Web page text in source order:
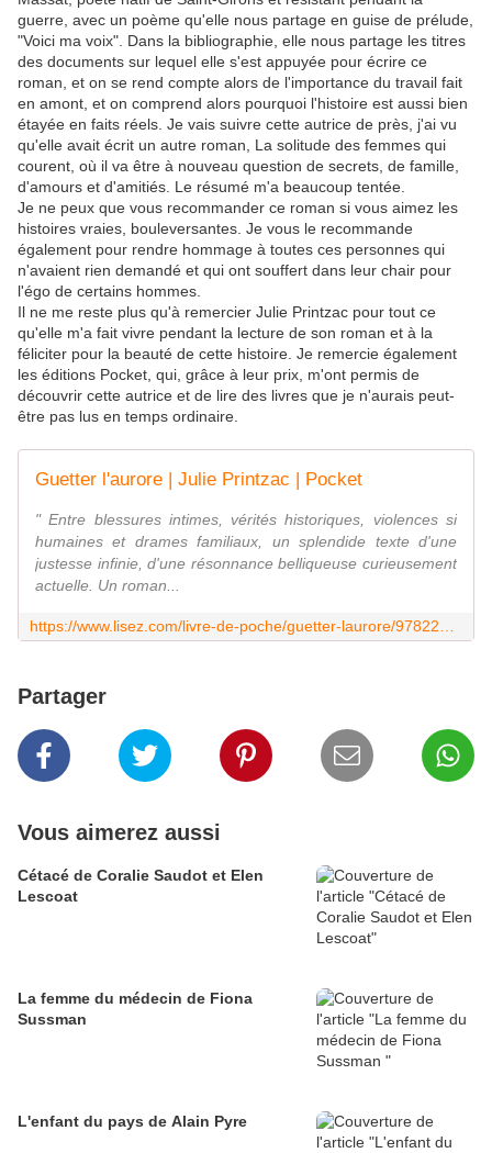
guerre, avec un poème qu'elle nous partage en guise de prélude,
"Voici ma voix". Dans la bibliographie, elle nous partage les titres
des documents sur lequel elle s'est appuyée pour écrire ce
roman, et on se rend compte alors de l'importance du travail fait
en amont, et on comprend alors pourquoi l'histoire est aussi bien
étayée en faits réels. Je vais suivre cette autrice de près, j'ai vu
qu'elle avait écrit un autre roman, La solitude des femmes qui
courent, où il va être à nouveau question de secrets, de famille,
d'amours et d'amitiés. Le résumé m'a beaucoup tentée.
Je ne peux que vous recommander ce roman si vous aimez les
histoires vraies, bouleversantes. Je vous le recommande
également pour rendre hommage à toutes ces personnes qui
n'avaient rien demandé et qui ont souffert dans leur chair pour
l'égo de certains hommes.
Il ne me reste plus qu'à remercier Julie Printzac pour tout ce
qu'elle m'a fait vivre pendant la lecture de son roman et à la
féliciter pour la beauté de cette histoire. Je remercie également
les éditions Pocket, qui, grâce à leur prix, m'ont permis de
découvrir cette autrice et de lire des livres que je n'aurais peut-
être pas lus en temps ordinaire.
Guetter l'aurore | Julie Printzac | Pocket
" Entre blessures intimes, vérités historiques, violences si
humaines et drames familiaux, un splendide texte d'une
justesse infinie, d'une résonnance belliqueuse curieusement
actuelle. Un roman...
Partager
Vous aimerez aussi
Cétacé de Coralie Saudot et Elen
Lescoat
La femme du médecin de Fiona
Sussman
L'enfant du pays de Alain Pyre